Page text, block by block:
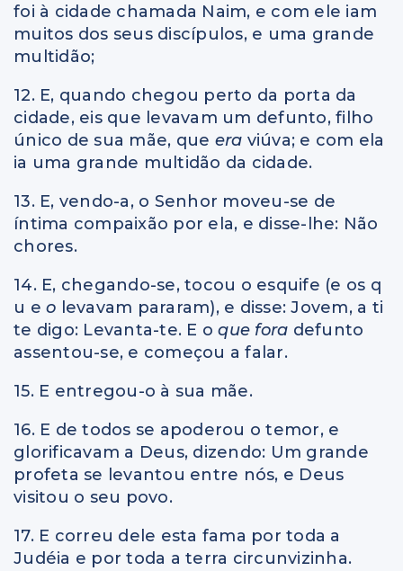
foi à cidade chamada Naim, e com ele iam
muitos dos seus discípulos, e uma grande
multidão;
12. E, quando chegou perto da porta da
cidade, eis que levavam um defunto, filho
único de sua mãe, que era viúva; e com ela
ia uma grande multidão da cidade.
13. E, vendo-a, o Senhor moveu-se de
íntima compaixão por ela, e disse-lhe: Não
chores.
14. E, chegando-se, tocou o esquife (e os q
u e o levavam pararam), e disse: Jovem, a ti
te digo: Levanta-te. E oque fora defunto
assentou-se, e começou a falar.
15. E entregou-o à sua mãe.
16. E de todos se apoderou o temor, e
glorificavam a Deus, dizendo: Um grande
profeta se levantou entre nós, e Deus
visitou o seu povo.
17. E correu dele esta fama por toda a
Judéia e por toda a terra circunvizinha.